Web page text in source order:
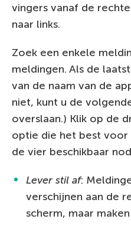
vingers vanaf de
naar links.
Zoek een enkele
meldingen. Als de
van de naam van de
niet, kunt u de
overslaan.) Klik op de
optie die het best voor
de vier beschikbaar
Lever stil af:
verschijnen aan de
scherm, maar